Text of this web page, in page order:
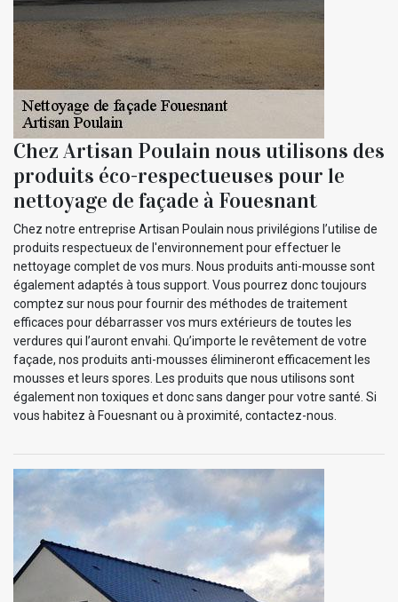
Chez Artisan Poulain nous utilisons des
produits éco-respectueuses pour le
nettoyage de façade à Fouesnant
Chez notre entreprise Artisan Poulain nous privilégions l’utilise de
produits respectueux de l'environnement pour effectuer le
nettoyage complet de vos murs. Nous produits anti-mousse sont
également adaptés à tous support. Vous pourrez donc toujours
comptez sur nous pour fournir des méthodes de traitement
efficaces pour débarrasser vos murs extérieurs de toutes les
verdures qui l’auront envahi. Qu’importe le revêtement de votre
façade, nos produits anti-mousses élimineront efficacement les
mousses et leurs spores. Les produits que nous utilisons sont
également non toxiques et donc sans danger pour votre santé. Si
vous habitez à Fouesnant ou à proximité, contactez-nous.